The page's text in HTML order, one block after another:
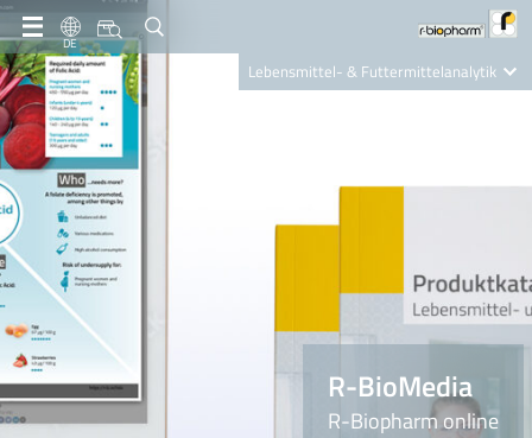
DE
Lebensmittel- & Futtermittelanalytik
Nutrition Care
R-BioMedia
R-Biopharm online